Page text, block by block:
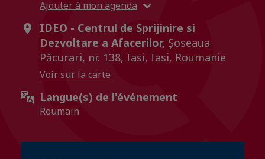
Ajouter à mon agenda
IDEO - Centrul de Sprijinire si
Dezvoltare a Afacerilor, Șoseaua
Păcurari, nr. 138, Iasi, Iasi, Roumanie
Voir sur la carte
Langue(s) de l'événement
Roumain